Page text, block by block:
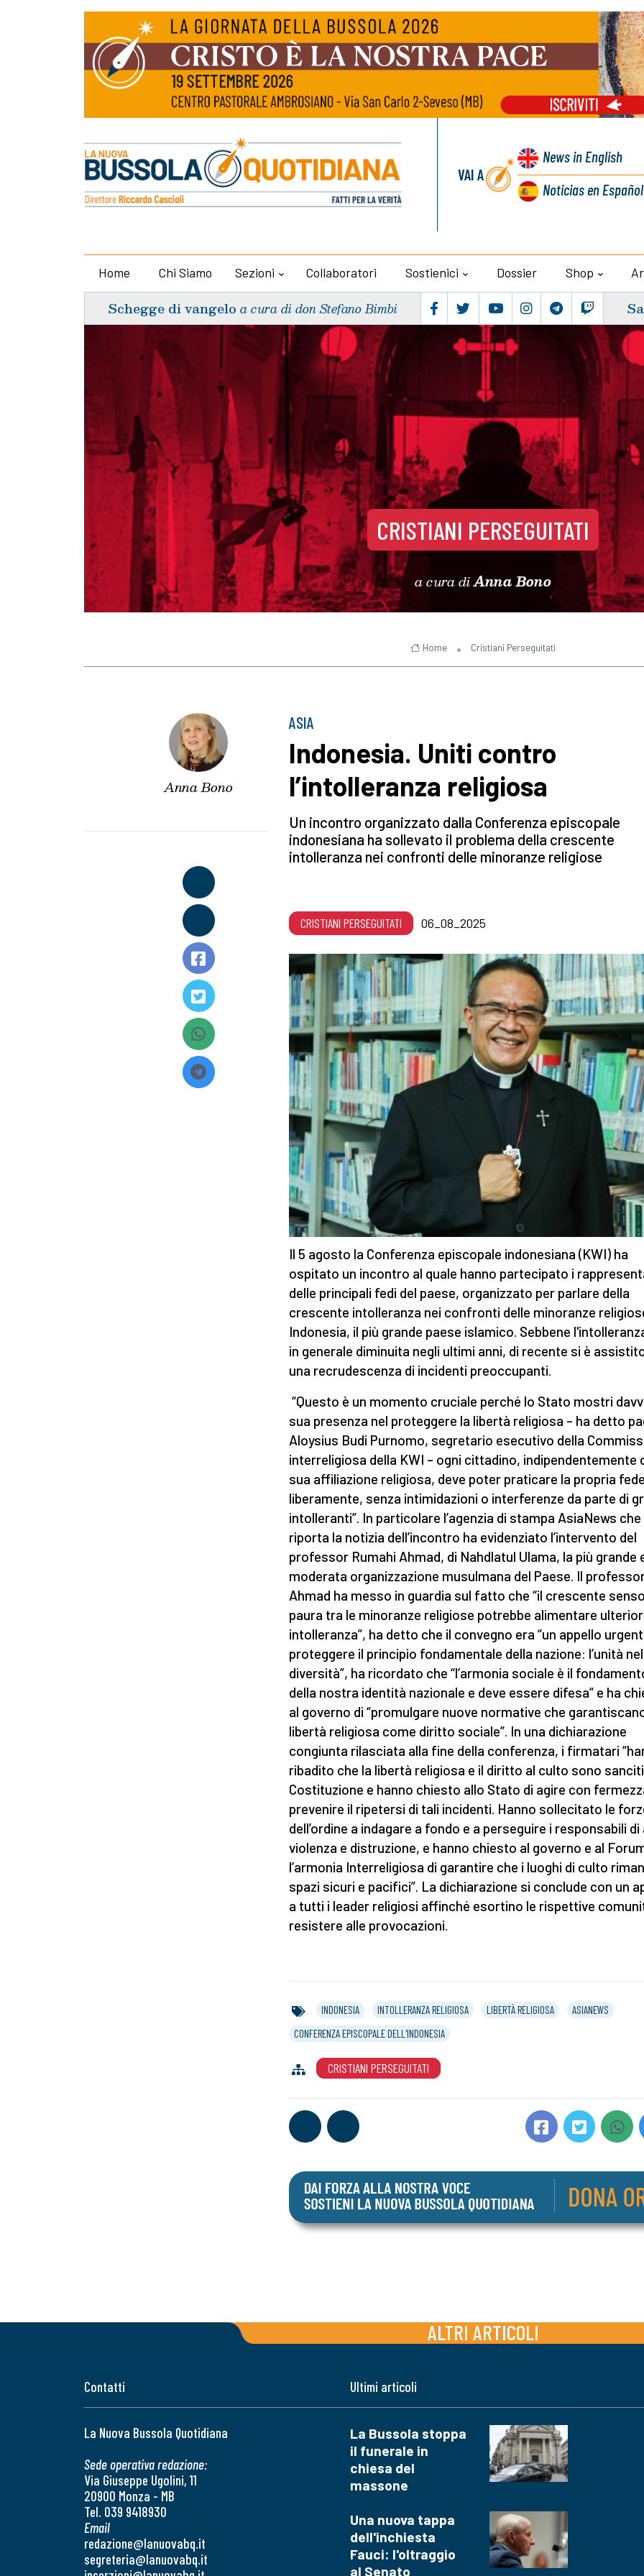
VAI A
Newsin English
Noticiasen Español
Home Chi Siamo Sezioni Collaboratori Sostienici Dossier Shop
Schegge di vangelo a cura di don Stefano Bimbi
CRISTIANI PERSEGUITATI
a cura diAnna Bono
Home Cristiani Perseguitati
Anna Bono
ASIA
Indonesia. Uniti contro
l’intolleranza religiosa
Un incontro organizzato dalla Conferenza episcopale
indonesiana ha sollevato il problema della crescente
intolleranza nei confronti delle minoranze religiose
CRISTIANI PERSEGUITATI 06_08_2025
Il 5 agosto la Conferenza episcopale indonesiana (KWI) ha
ospitato un incontro al quale hanno partecipato i
delle principali fedi del paese, organizzato per parlare della
crescente intolleranza nei confronti delle minoranze
Indonesia, il più grande paese islamico. Sebbene
in generale diminuita negli ultimi anni, di recente si è
una recrudescenza di incidenti preoccupanti.
“Questo è un momento cruciale perché lo Stato mostri
sua presenza nel proteggere la libertà religiosa – ha detto
Aloysius Budi Purnomo, segretario esecutivo della
interreligiosa della KWI – ogni cittadino, indipendentemente
sua affiliazione religiosa, deve poter praticare la propria
liberamente, senza intimidazioni o interferenze da parte di
intolleranti”. In particolare l’agenzia di stampa AsiaNews che
riporta la notizia dell’incontro ha evidenziato l’intervento del
professor Rumahi Ahmad, di Nahdlatul Ulama, la più grande
moderata organizzazione musulmana del Paese. Il
Ahmad ha messo in guardia sul fatto che “il crescente
paura tra le minoranze religiose potrebbe alimentare
intolleranza”, ha detto che il convegno era “un appello
proteggere il principio fondamentale della nazione: l’unità
diversità”, ha ricordato che “l’armonia sociale è il
della nostra identità nazionale e deve essere difesa” e ha
al governo di “promulgare nuove normative che
libertà religiosa come diritto sociale”. In una dichiarazione
congiunta rilasciata alla fine della conferenza, i firmatari
ribadito che la libertà religiosa e il diritto al culto sono
Costituzione e hanno chiesto allo Stato di agire con
prevenire il ripetersi di tali incidenti. Hanno sollecitato le
dell’ordine a indagare a fondo e a perseguire i responsabili
violenza e distruzione, e hanno chiesto al governo e al
l’armonia Interreligiosa di garantire che i luoghi di culto
spazi sicuri e pacifici”. La dichiarazione si conclude con un
a tutti i leader religiosi affinché esortino le rispettive
resistere alle provocazioni.
INDONESIA INTOLLERANZA RELIGIOSA LIBERTÀ RELIGIOSA
ASIANEWS
CONFERENZA EPISCOPALE DELL'INDONESIA
CRISTIANI PERSEGUITATI
ALTRI ARTICOLI
Contatti
La Nuova Bussola Quotidiana
Sede operativa redazione:
Via Giuseppe Ugolini, 11
20900 Monza - MB
Tel. 039 9418930
Email
redazione@lanuovabq.it
segreteria@lanuovabq.it
Ultimi articoli
La Bussola stoppa
il funerale in
chiesa del
massone
Una nuova tappa
dell'inchiesta
Fauci: l'oltraggio
al Senato